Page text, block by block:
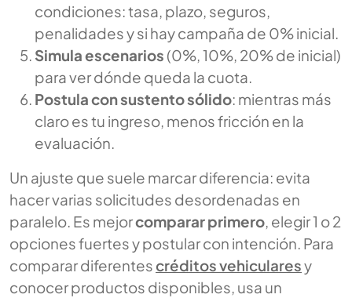
condiciones: tasa, plazo, seguros,
penalidades y si hay campaña de 0% inicial.
Simula escenarios (0%, 10%, 20% de inicial)
para ver dónde queda la cuota.
Postula con sustento sólido: mientras más
claro es tu ingreso, menos fricción en la
evaluación.
Un ajuste que suele marcar diferencia: evita
hacer varias solicitudes desordenadas en
paralelo. Es mejorcomparar primero , elegir 1 o 2
opciones fuertes y postular con intención. Para
comparar diferentes créditos vehicularesy
conocer productos disponibles, usa un